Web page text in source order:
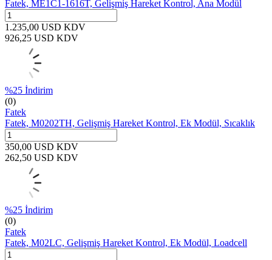
Fatek, ME1C1-1616T, Gelişmiş Hareket Kontrol, Ana Modül
1.235,00 USD KDV
926,25 USD KDV
%25 İndirim
(0)
Fatek
Fatek, M0202TH, Gelişmiş Hareket Kontrol, Ek Modül, Sıcaklık
350,00 USD KDV
262,50 USD KDV
%25 İndirim
(0)
Fatek
Fatek, M02LC, Gelişmiş Hareket Kontrol, Ek Modül, Loadcell